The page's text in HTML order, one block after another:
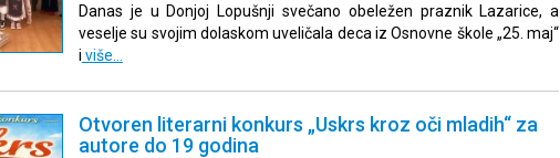
Danas je u Donjoj Lopušnji svečano obeležen praznik Lazarice, a
veselje su svojim dolaskom uveličala deca iz Osnovne škole „25. maj“
i više…
Otvoren literarni konkurs „Uskrs kroz oči mladih“ za
autore do 19 godina